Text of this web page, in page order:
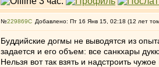
№229869 Добавлено: Пт 16 Янв 15, 02:18 (12 лет
Буддийские догмы не выводятся из
задается и его объем: все санкхары
Нельзя вот так взять и надстроить